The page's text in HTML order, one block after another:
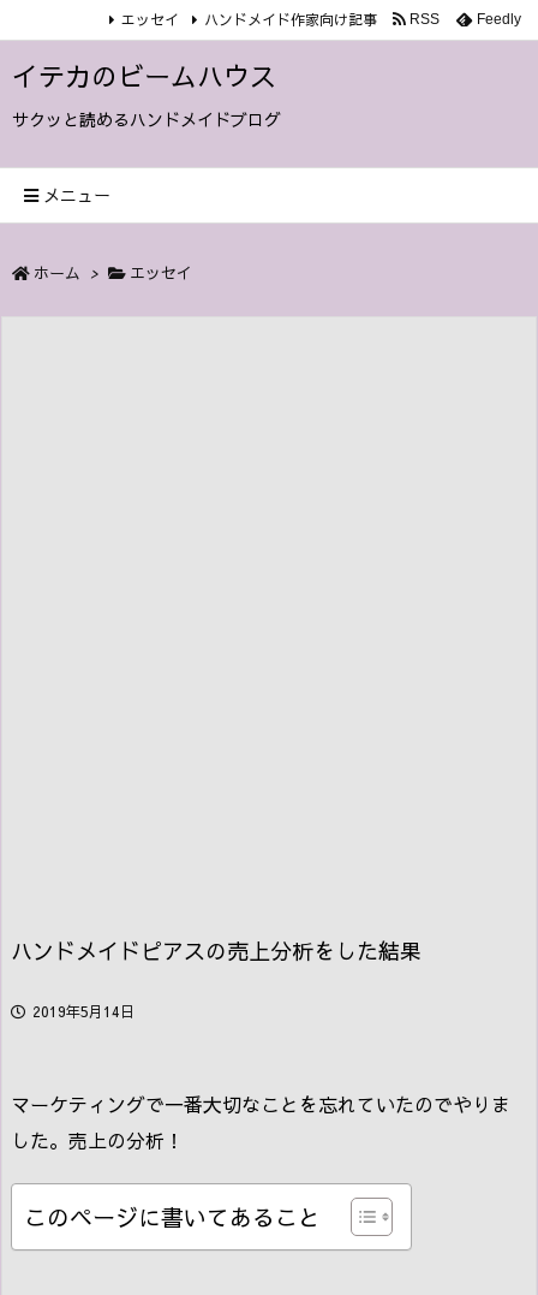
イテカのビームハウス
サクッと読めるハンドメイドブログ
メニュー
エッセイ ハンドメイド作家向け記事 RSS Feedly
ホーム > エッセイ
ハンドメイドピアスの売上分析をした結果
2019年5月14日
マーケティングで一番大切なことを忘れていたのでやりま
した。売上の分析！
このページに書いてあること